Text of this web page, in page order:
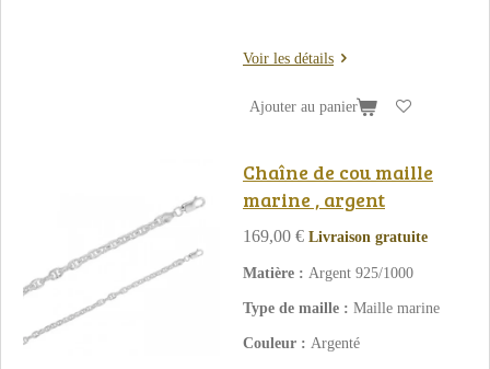
Voir les détails
Ajouter au panier
Chaîne de cou maille
marine , argent
169,00 € Livraison gratuite
Matière : Argent 925/1000
Type de maille : Maille marine
Couleur : Argenté